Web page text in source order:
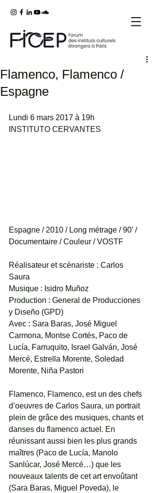
Flamenco, Flamenco /
Espagne
Lundi 6 mars 2017 à 19h
INSTITUTO CERVANTES
Espagne / 2010 / Long métrage / 90’ /
Documentaire / Couleur / VOSTF
Réalisateur et scénariste : Carlos
Saura
Musique : Isidro Muñoz
Production : General de Producciones
y Diseño (GPD)
Avec : Sara Baras, José Miguel
Carmona, Montse Cortés, Paco de
Lucía, Farruquito, Israel Galván, José
Mercé, Estrella Morente, Soledad
Morente, Niña Pastori
Flamenco, Flamenco, est un des chefs
d’oeuvres de Carlos Saura, un portrait
plein de grâce des musiques, chants et
danses du flamenco actuel. En
réunissant aussi bien les plus grands
maîtres (Paco de Lucía, Manolo
Sanlúcar, José Mercé…) que les
nouveaux talents de cet art envoûtant
(Sara Baras, Miguel Poveda), le